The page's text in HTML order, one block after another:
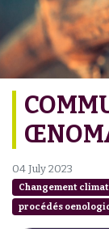
04 July 2023
Changement
procédés